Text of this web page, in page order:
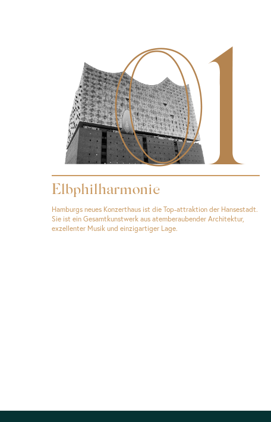
Elbphilharmonie
Hamburgs neues Konzerthaus ist die Top-attraktion der Hansestadt.
Sie ist ein Gesamtkunstwerk aus atemberaubender Architektur,
exzellenter Musik und einzigartiger Lage.